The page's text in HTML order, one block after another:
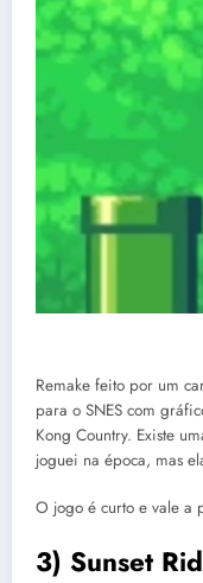
Remake feito por um
para o SNES com
Kong Country. Existe
joguei na época, mas
O jogo é curto e vale a
3) Sunset